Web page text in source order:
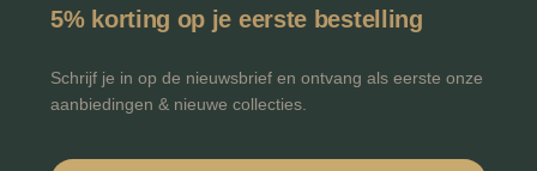
5% korting op je eerste bestelling
Schrijf je in op de nieuwsbrief en ontvang als eerste onze
aanbiedingen & nieuwe collecties.